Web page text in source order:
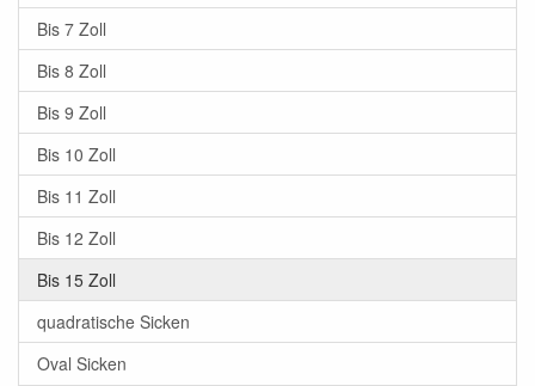
Bis 7 Zoll
Bis 8 Zoll
Bis 9 Zoll
Bis 10 Zoll
Bis 11 Zoll
Bis 12 Zoll
Bis 15 Zoll
quadratische Sicken
Oval Sicken